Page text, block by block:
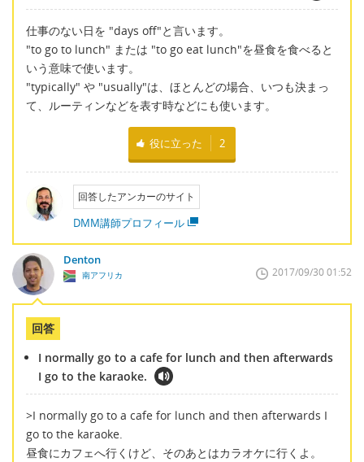
仕事のない日を "days off"と言います。
"to go to lunch" または "to go eat lunch"を昼食を食べると
いう意味で使います。
"typically" や "usually"は、ほとんどの場合、いつも決まっ
て、ルーティンなどを表す時などにも使います。
役に立った 2
回答したアンカーのサイト
DMM講師プロフィール
Denton
南アフリカ 2017/09/30 01:52
回答
I normally go to a cafe for lunch and then afterwards
I go to the karaoke.
>I normally go to a cafe for lunch and then afterwards I
go to the karaoke.
昼食にカフェへ行くけど、そのあとはカラオケに行くよ。